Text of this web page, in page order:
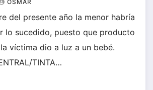
OSMAR
del presente año la menor habría
lo sucedido, puesto que producto
víctima dio a luz a un bebé.
TINTA…